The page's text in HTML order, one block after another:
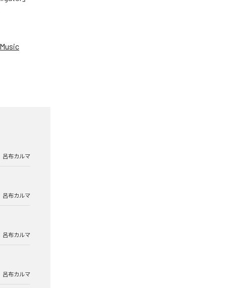
呂布カルマ
呂布カルマ
呂布カルマ
呂布カルマ